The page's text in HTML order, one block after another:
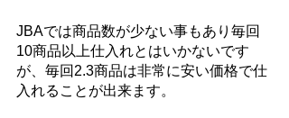
JBAでは商品数が少ない事もあり毎回
10商品以上仕入れとはいかないです
が、毎回2.3商品は非常に安い価格で仕
入れることが出来ます。